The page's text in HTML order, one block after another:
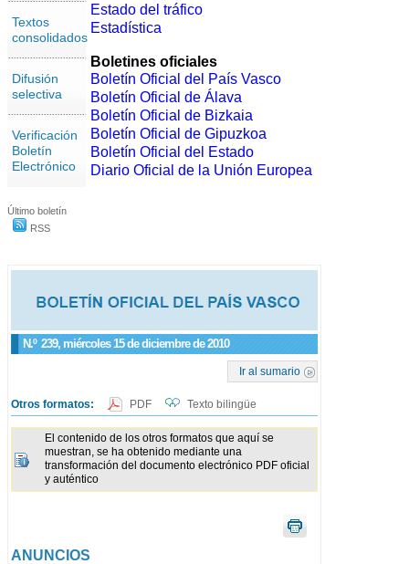
Textos
consolidados
Difusión
selectiva
Verificación
Boletín
Electrónico
Último boletín
RSS
N.º 239, miércoles 15 de diciembre de 2010
Ir al sumario
Otros formatos: PDF Texto bilingüe
El contenido de los otros formatos que aquí se
muestran, se ha obtenido mediante una
transformación del documento electrónico PDF oficial
y auténtico
ANUNCIOS
Estado del tráfico
Estadística
Boletines oficiales
Boletín Oficial del País Vasco
Boletín Oficial de Álava
Boletín Oficial de Bizkaia
Boletín Oficial de Gipuzkoa
Boletín Oficial del Estado
Diario Oficial de la Unión Europea